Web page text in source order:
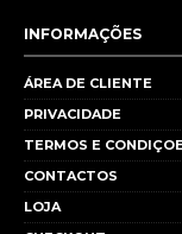
INFORMAÇÕES
ÁREA DE CLIENTE
PRIVACIDADE
TERMOS E
CONTACTOS
LOJA